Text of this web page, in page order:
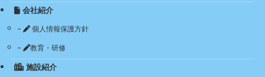
会社紹介
個人情報保護方針
教育・研修
施設紹介